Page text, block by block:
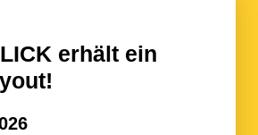
erhält ein